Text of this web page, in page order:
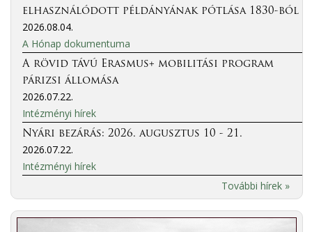
elhasználódott példányának pótlása 1830-ból
2026.08.04.
A Hónap dokumentuma
A rövid távú Erasmus+ mobilitási program
párizsi állomása
2026.07.22.
Intézményi hírek
Nyári bezárás: 2026. augusztus 10 - 21.
2026.07.22.
Intézményi hírek
További hírek »